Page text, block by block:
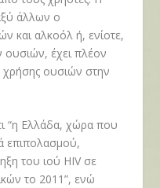
άλλων ο
και αλκοόλ ή, ενίοτε,
έχει πλέον
χρήσης ουσιών στην
“η Ελλάδα, χώρα που
επιπολασμού,
του ιού HIV σε
το 2011”, ενώ